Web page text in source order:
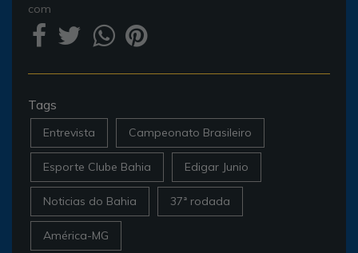
com
Tags
Entrevista Campeonato Brasileiro
Esporte Clube Bahia Edigar Junio
Noticias do Bahia 37ª rodada
América-MG